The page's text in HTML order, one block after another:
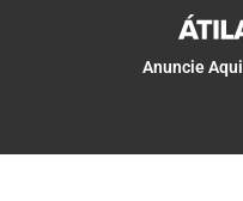
Anuncie Aqui